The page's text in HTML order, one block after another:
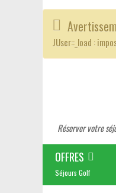
JUser::_load :
Réserver votre
OFFRES
Séjours Golf